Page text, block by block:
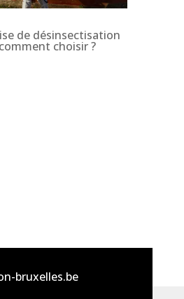
de désinsectisation
choisir ?
bruxelles.be